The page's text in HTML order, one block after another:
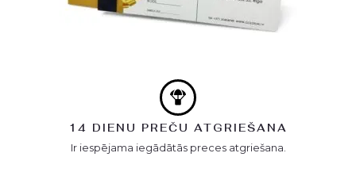
14 DIENU PREČU ATGRIEŠANA
Ir iespējama iegādātās preces atgriešana.